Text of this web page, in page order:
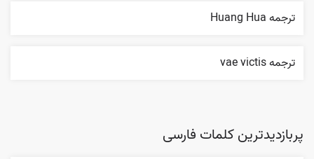
ترجمه Huang Hua
ترجمه vae victis
پربازدیدترین کلمات فارسی